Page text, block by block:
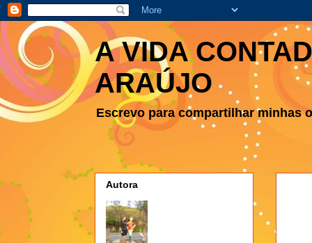
A VIDA
ARAÚJO
Escrevo para compartilhar minhas
Autora